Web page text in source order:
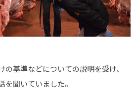
基準などについての説明を受け、
聞いていました。